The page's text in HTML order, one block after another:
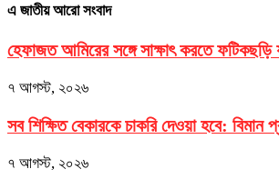
এ জাতীয় আরো সংবাদ
হেফাজত আমিরের সঙ্গে সাক্ষাৎ করতে ফটিকছড়ি
৭ আগস্ট, ২০২৬
সব শিক্ষিত বেকারকে চাকরি দেওয়া হবে: বিমান
৭ আগস্ট, ২০২৬